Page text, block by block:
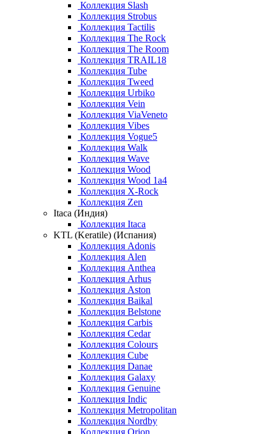
Коллекция Slash
Коллекция Strobus
Коллекция Tactilis
Коллекция The Rock
Коллекция The Room
Коллекция TRAIL18
Коллекция Tube
Коллекция Tweed
Коллекция Urbiko
Коллекция Vein
Коллекция ViaVeneto
Коллекция Vibes
Коллекция Vogue5
Коллекция Walk
Коллекция Wave
Коллекция Wood
Коллекция Wood 1a4
Коллекция X-Rock
Коллекция Zen
Itaca (Индия)
Коллекция Itaca
KTL (Keratile) (Испания)
Коллекция Adonis
Коллекция Alen
Коллекция Anthea
Коллекция Arhus
Коллекция Aston
Коллекция Baikal
Коллекция Belstone
Коллекция Carbis
Коллекция Cedar
Коллекция Colours
Коллекция Cube
Коллекция Danae
Коллекция Galaxy
Коллекция Genuine
Коллекция Indic
Коллекция Metropolitan
Коллекция Nordby
Коллекция Orion